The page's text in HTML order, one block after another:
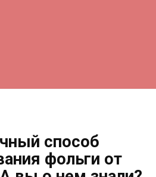
способ
фольги от